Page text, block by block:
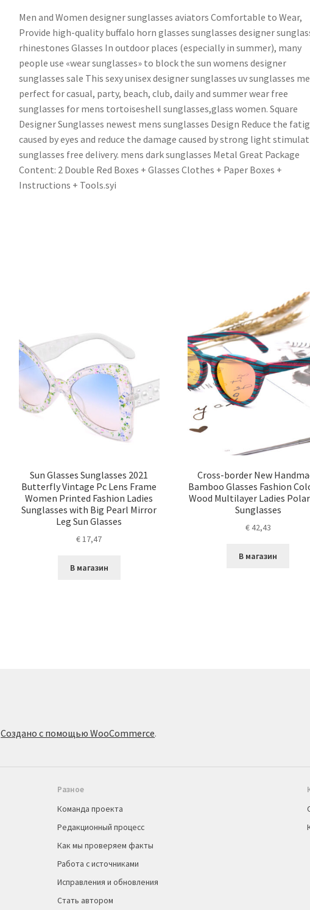
Men and Women designer sunglasses aviators Comfortable to Wear,
Provide high-quality buffalo horn glasses sunglasses designer
rhinestones Glasses In outdoor places (especially in summer), many
people use «wear sunglasses» to block the sun womens designer
sunglasses sale This sexy unisex designer sunglasses uv sunglasses
perfect for casual, party, beach, club, daily and summer wear free
sunglasses for mens tortoiseshell sunglasses,glass women. Square
Designer Sunglasses newest mens sunglasses Design Reduce the
caused by eyes and reduce the damage caused by strong light
sunglasses free delivery. mens dark sunglasses Metal Great Package
Content: 2 Double Red Boxes + Glasses Clothes + Paper Boxes +
Instructions + Tools.syi
Sun Glasses Sunglasses 2021
Butterfly Vintage Pc Lens Frame
Women Printed Fashion Ladies
Sunglasses with Big Pearl Mirror
Leg Sun Glasses
€17,47
В магазин
Cross-border New
Bamboo Glasses Fashion
Wood Multilayer Ladies
Sunglasses
€42,43
В магазин
Создано с помощью WooCommerce.
Разное
Команда проекта
Редакционный процесс
Как мы проверяем факты
Работа с источниками
Исправления и обновления
Стать автором